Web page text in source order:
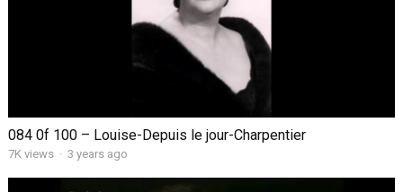
084 0f 100 – Louise-Depuis le jour-Charpentier
7K views · 3 years ago